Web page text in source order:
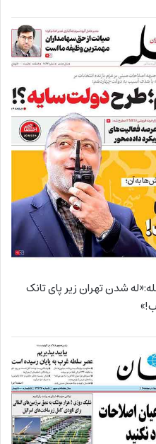
شدن تهران زیر پای تانک